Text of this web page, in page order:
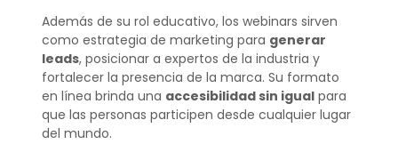
Además de su rol educativo, los webinars sirven
como estrategia de marketing para generar
leads, posicionar a expertos de la industria y
fortalecer la presencia de la marca. Su formato
en línea brinda una accesibilidad sin igualpara
que las personas participen desde cualquier lugar
del mundo.